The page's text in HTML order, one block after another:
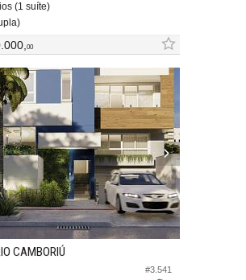
(1 suíte)
00
#3.541
CAMBORIÚ